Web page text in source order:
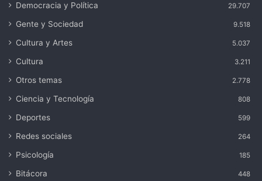
Democracia y Política 29.707
Gente y Sociedad 9.518
Cultura y Artes 5.037
Cultura 3.211
Otros temas 2.778
Ciencia y Tecnología 808
Deportes 599
Redes sociales 264
Psicología 185
Bitácora 448